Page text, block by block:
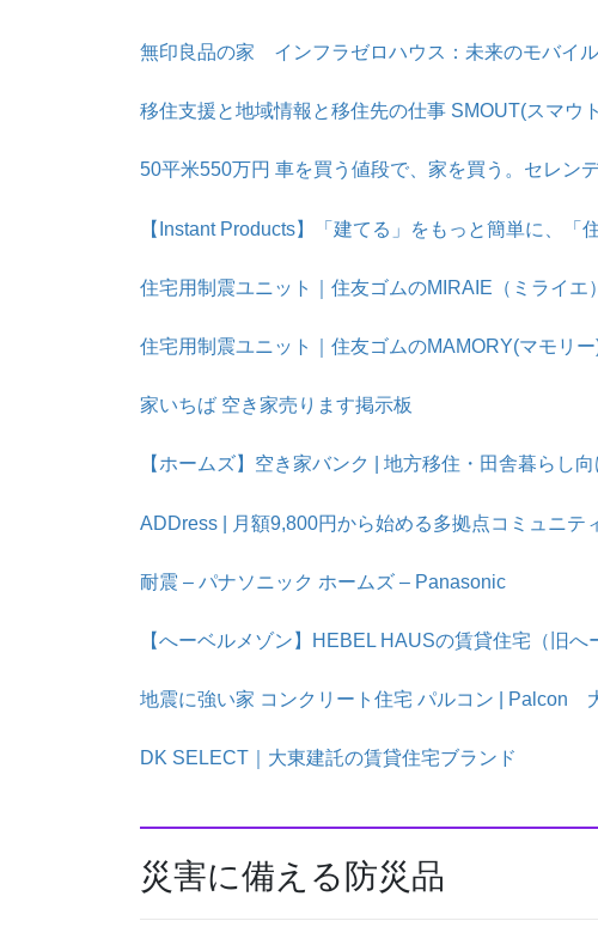
無印良品の家 インフラゼロハウス：未来のモバイ
移住支援と地域情報と移住先の仕事 SMOUT(スマウ
50平米550万円 車を買う値段で、家を買う。セレン
【Instant Products】「建てる」をもっと簡単に、「
住宅用制震ユニット｜住友ゴムのMIRAIE（ミライエ）
住宅用制震ユニット｜住友ゴムのMAMORY(マモリ
家いちば 空き家売ります掲示板
【ホームズ】空き家バンク | 地方移住・田舎暮らし
ADDress | 月額9,800円から始める多拠点コミュニテ
耐震 – パナソニック ホームズ – Panasonic
【へーベルメゾン】HEBEL HAUSの賃貸住宅（旧へ
地震に強い家 コンクリート住宅 パルコン | Palcon
DK SELECT｜大東建託の賃貸住宅ブランド
災害に備える防災品